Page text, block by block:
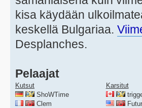
kisa käydään
keskellä Bulgariaa.
Desplanches.
Pelaajat
Kutsut
ShoWTime
Clem
Karsitut